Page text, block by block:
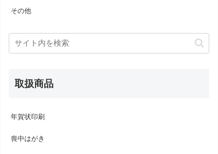
その他
取扱商品
年賀状印刷
喪中はがき